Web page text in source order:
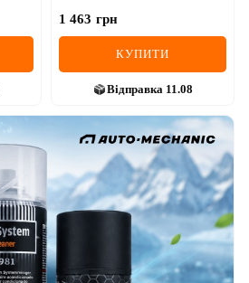
1 463 грн
КУПИТИ
Відправка 11.08